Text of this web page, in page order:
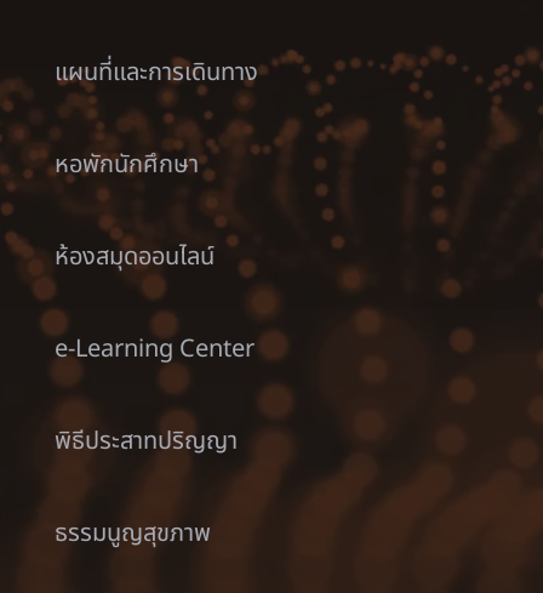
แผนที่และการเดินทาง
หอพักนักศึกษา
ห้องสมุดออนไลน์
e-Learning Center
พิธีประสาทปริญญา
ธรรมนูญสุขภาพ